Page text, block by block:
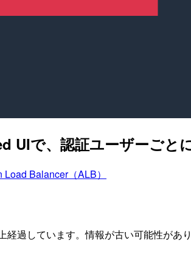
UIで、認証ユーザーごと
Balancer（ALB）
過しています。情報が古い可能性があ